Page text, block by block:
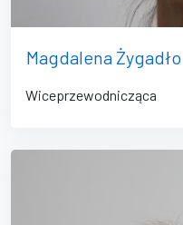
Magdalena Żygadło
Wiceprzewodnicząca